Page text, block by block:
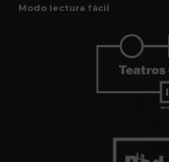
Modo lectura fácil